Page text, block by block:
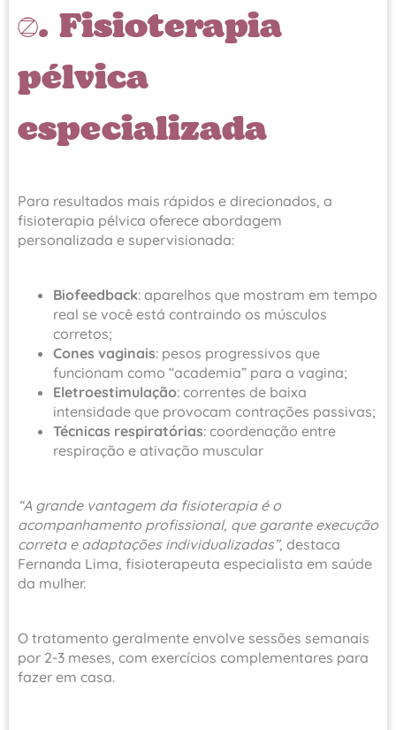
2. Fisioterapia
pélvica
especializada
Para resultados mais rápidos e direcionados, a
fisioterapia pélvica oferece abordagem
personalizada e supervisionada:
Biofeedback: aparelhos que mostram em tempo
real se você está contraindo os músculos
corretos;
Cones vaginais: pesos progressivos que
funcionam como “academia” para a vagina;
Eletroestimulação: correntes de baixa
intensidade que provocam contrações passivas;
Técnicas respiratórias: coordenação entre
respiração e ativação muscular
“A grande vantagem da fisioterapia é o
acompanhamento profissional, que garante execução
correta e adaptações individualizadas”, destaca
Fernanda Lima, fisioterapeuta especialista em saúde
da mulher.
O tratamento geralmente envolve sessões semanais
por 2-3 meses, com exercícios complementares para
fazer em casa.